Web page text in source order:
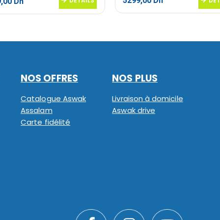
actuel
NOS OFFRES
Catalogue Aswak
Assalam
Carte fidélité
NOS PLUS
Livraison à domicile
Aswak drive